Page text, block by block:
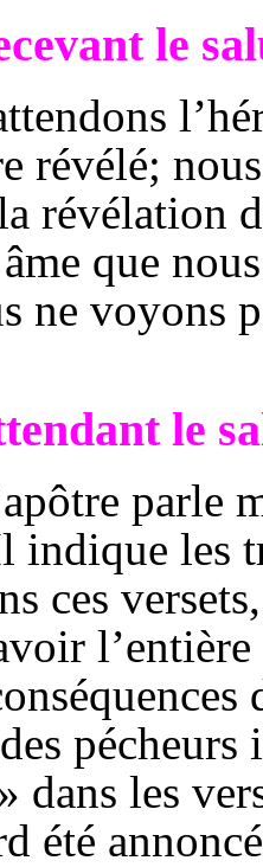
le
révélé;
révélation
que
ne voyons
le
parle
indique les
ces
pécheurs
dans les
été